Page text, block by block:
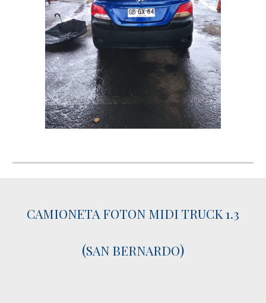
CAMIONETA FOTON MIDI TRUCK 1.3
(SAN BERNARDO)